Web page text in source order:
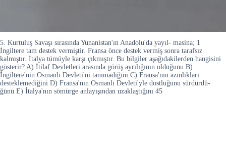
5. Kurtuluş Savaşı sırasında Yunanistan'ın Anadolu'da yayıl- masina; 1
İngiltere tam destek vermiştir. Fransa önce destek vermiş sonra tarafsız
kalmıştır. İtalya tümüyle karşı çıkmıştır. Bu bilgiler aşağıdakilerden hangisini
gösterir? A) İtilaf Devletleri arasında görüş ayrılığının olduğunu B)
İngiltere'nin Osmanlı Devleti'ni tanımadığını C) Fransa'nın azınlıkları
desteklemediğini D) Fransa'nın Osmanlı Devleti'yle dostluğunu sürdürdü-
ğünü E) İtalya'nın sömürge anlayışından uzaklaştığını 45